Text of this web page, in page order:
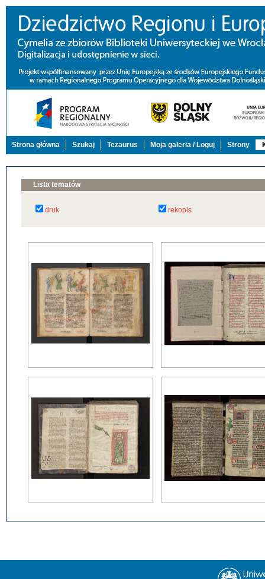
Strona główna Szukaj Tezaurus Moja galeria / Loguj Strony
Lista tematów
druk rekopis